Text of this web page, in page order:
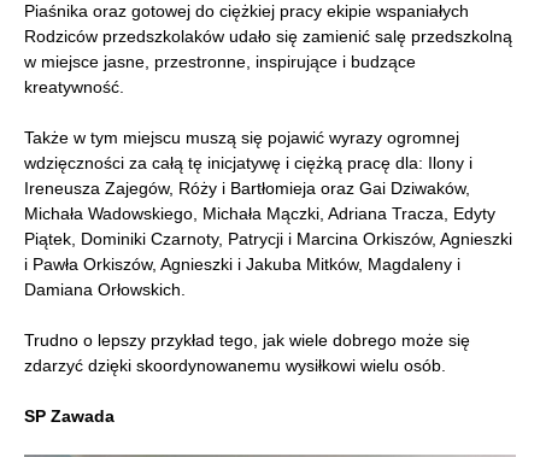
Piaśnika oraz gotowej do ciężkiej pracy ekipie wspaniałych
Rodziców przedszkolaków udało się zamienić salę przedszkolną
w miejsce jasne, przestronne, inspirujące i budzące
kreatywność.
Także w tym miejscu muszą się pojawić wyrazy ogromnej
wdzięczności za całą tę inicjatywę i ciężką pracę dla: Ilony i
Ireneusza Zajegów, Róży i Bartłomieja oraz Gai Dziwaków,
Michała Wadowskiego, Michała Mączki, Adriana Tracza, Edyty
Piątek, Dominiki Czarnoty, Patrycji i Marcina Orkiszów, Agnieszki
i Pawła Orkiszów, Agnieszki i Jakuba Mitków, Magdaleny i
Damiana Orłowskich.
Trudno o lepszy przykład tego, jak wiele dobrego może się
zdarzyć dzięki skoordynowanemu wysiłkowi wielu osób.
SP Zawada